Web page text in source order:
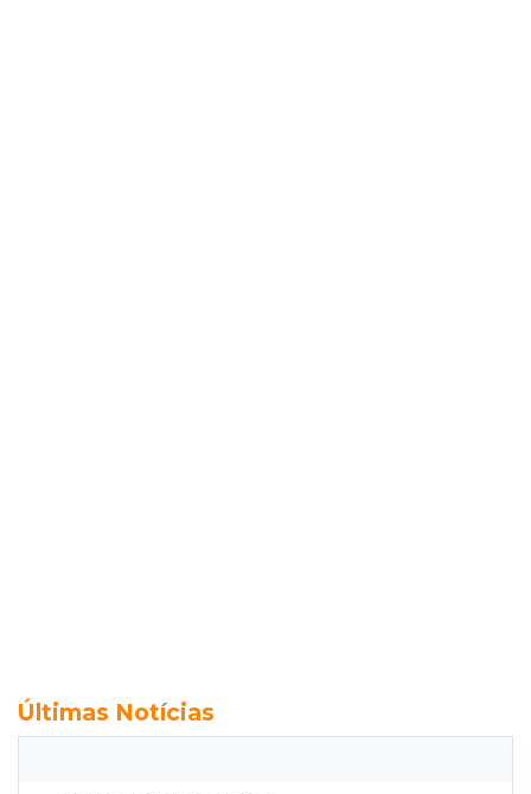
Últimas Notícias